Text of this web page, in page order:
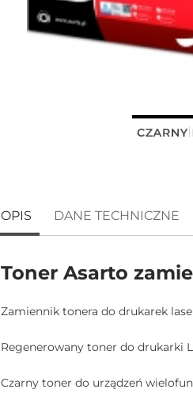
OPIS DANE TECHNICZNE
Toner Asarto
Zamiennik tonera do drukarek
Regenerowany toner do drukarki
Czarny toner do urządzeń